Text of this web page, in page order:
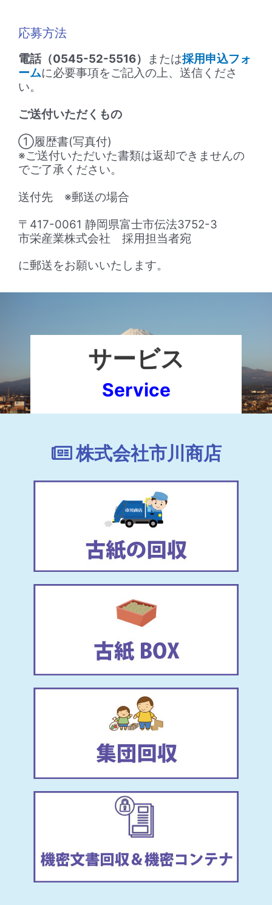
応募方法
電話（0545-52-5516） または採用申込フォ
ームに必要事項をご記入の上、送信くださ
い。
ご送付いただくもの
①履歴書(写真付)
※ご送付いただいた書類は返却できませんの
でご了承ください。
送付先 ※郵送の場合
〒417-0061 静岡県富士市伝法3752-3
市栄産業株式会社 採用担当者宛
に郵送をお願いいたします。
サービス
Service
株式会社市川商店